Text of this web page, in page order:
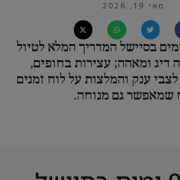
מאי 19, 2026
בסיישל המדריך המלא לטיול
דיג ומאהה; עצירות בחופים,
ענק והמלצות על לוח זמנים
שמאפשר גם מנוחה.